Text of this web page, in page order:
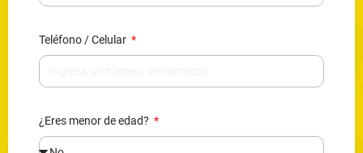
Teléfono / Celular
¿Eres menor de edad?